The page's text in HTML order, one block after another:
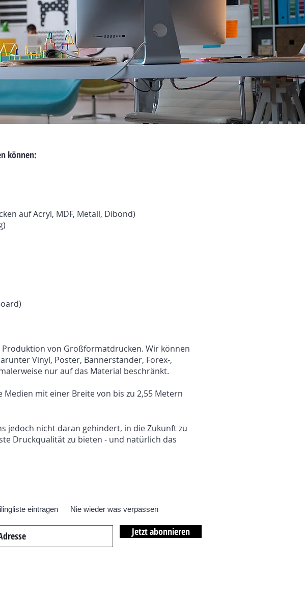
können:
auf Acryl, MDF, Metall, Dibond)
von Großformatdrucken. Wir können
Vinyl, Poster, Bannerständer, Forex-,
nur auf das Material beschränkt.
mit einer Breite von bis zu 2,55 Metern
jedoch nicht daran gehindert, in die Zukunft zu
Druckqualität zu bieten - und natürlich das
eintragen Nie wieder was verpassen
Jetzt abonnieren